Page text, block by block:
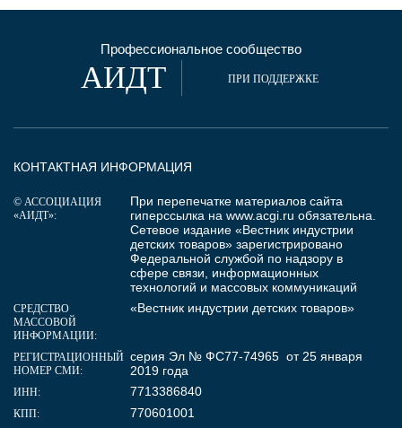
Профессиональное сообщество
АИДТ ПРИ ПОДДЕРЖКЕ
КОНТАКТНАЯ ИНФОРМАЦИЯ
© АССОЦИАЦИЯ
«АИДТ»:
При перепечатке материалов сайта
гиперссылка на www.acgi.ru обязательна.
Сетевое издание «Вестник индустрии
детских товаров» зарегистрировано
Федеральной службой по надзору в
сфере связи, информационных
технологий и массовых коммуникаций
СРЕДСТВО
МАССОВОЙ
ИНФОРМАЦИИ:
«Вестник индустрии детских товаров»
РЕГИСТРАЦИОННЫЙ
НОМЕР СМИ:
серия Эл № ФС77-74965 от 25 января
2019 года
ИНН: 7713386840
КПП: 770601001